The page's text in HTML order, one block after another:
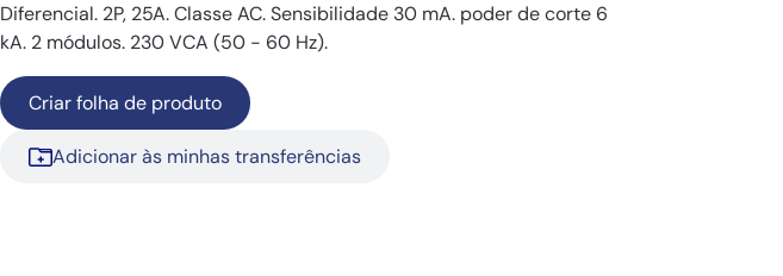
Diferencial. 2P, 25A. Classe AC. Sensibilidade 30 mA. poder de corte 6
kA. 2 módulos. 230 VCA (50 - 60 Hz).
Criar folha de produto
Adicionar às minhas transferências